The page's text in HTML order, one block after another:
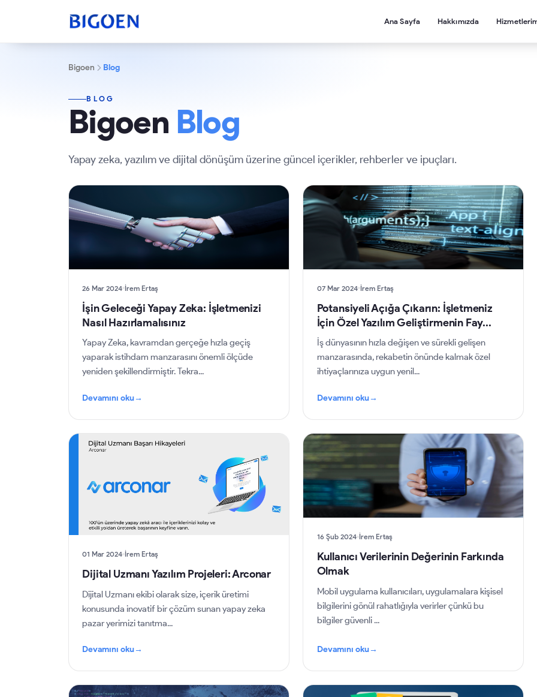
Ana Sayfa Hakkımızda
Bigoen Blog
BLOG
Bigoen Blog
Yapay zeka, yazılım ve dijital dönüşüm üzerine güncel içerikler, rehberler ve ipuçları.
26 Mar 2024 İrem Ertaş
İşin Geleceği Yapay Zeka: İşletmenizi
Nasıl Hazırlamalısınız
Yapay Zeka, kavramdan gerçeğe hızla geçiş
yaparak istihdam manzarasını önemli ölçüde
yeniden şekillendirmiştir. Tekra...
Devamını oku→
07 Mar 2024 İrem Ertaş
Potansiyeli Açığa Çıkarın: İşletmeniz
İçin Özel Yazılım Geliştirmenin Fay...
İş dünyasının hızla değişen ve sürekli gelişen
manzarasında, rekabetin önünde kalmak özel
ihtiyaçlarınıza uygun yenil...
Devamını oku→
01 Mar 2024 İrem Ertaş
Dijital Uzmanı Yazılım Projeleri: Arconar
Dijital Uzmanı ekibi olarak size, içerik üretimi
konusunda inovatif bir çözüm sunan yapay zeka
pazar yerimizi tanıtma...
Devamını oku→
16 Şub 2024 İrem Ertaş
Kullanıcı Verilerinin Değerinin Farkında
Olmak
Mobil uygulama kullanıcıları, uygulamalara kişisel
bilgilerini gönül rahatlığıyla verirler çünkü bu
bilgiler güvenli ...
Devamını oku→